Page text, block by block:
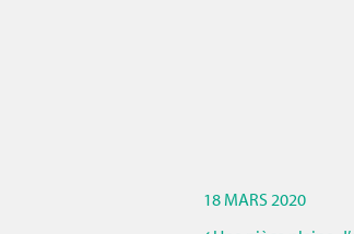
18 MARS 2020